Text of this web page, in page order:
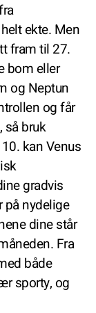
ekte. Men
fram til 27.
bom eller
og Neptun
og får
så bruk
kan Venus
gradvis
på nydelige
dine står
Fra
både
sporty, og